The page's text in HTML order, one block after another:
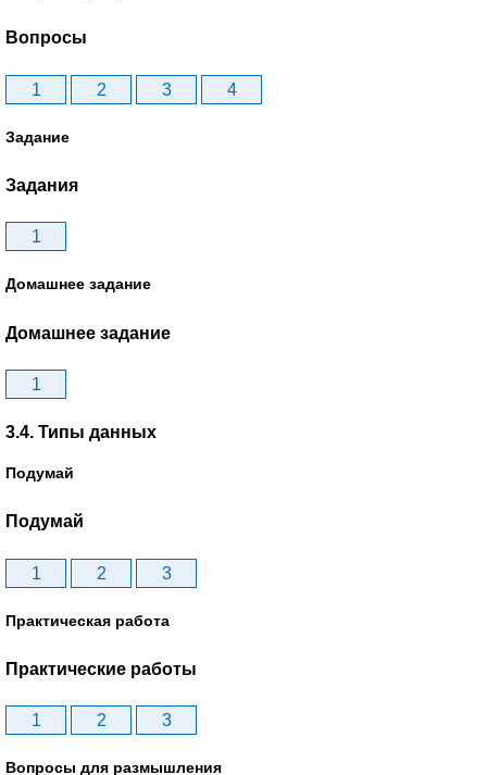
Вопросы
1 2 3 4
Задание
Задания
1
Домашнее задание
Домашнее задание
1
3.4. Типы данных
Подумай
Подумай
1 2 3
Практическая работа
Практические работы
1 2 3
Вопросы для размышления